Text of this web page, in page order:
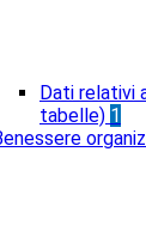
Dati relativi
tabelle) 1